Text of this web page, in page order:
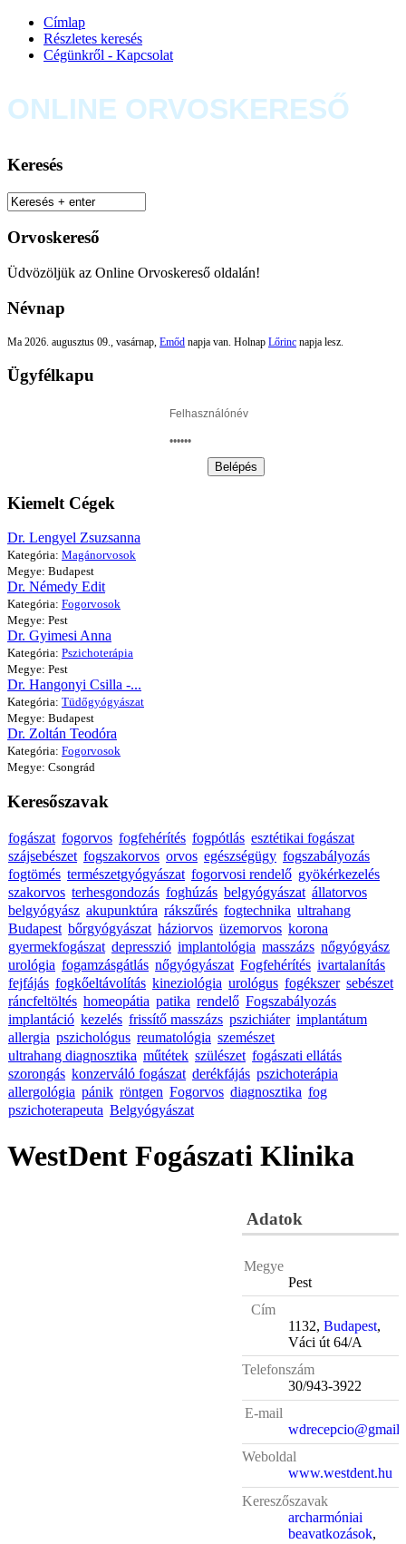
Címlap
Részletes keresés
Cégünkről - Kapcsolat
ONLINE ORVOSKERESŐ
Keresés
Orvoskereső
Üdvözöljük az Online Orvoskereső oldalán!
Névnap
Ma 2026. augusztus 09., vasárnap, Emőd napja van. Holnap Lőrinc napja lesz.
Ügyfélkapu
Belépés
Kiemelt Cégek
Dr. Lengyel Zsuzsanna
Kategória: Magánorvosok
Megye: Budapest
Dr. Némedy Edit
Kategória: Fogorvosok
Megye: Pest
Dr. Gyimesi Anna
Kategória: Pszichoterápia
Megye: Pest
Dr. Hangonyi Csilla -...
Kategória: Tüdőgyógyászat
Megye: Budapest
Dr. Zoltán Teodóra
Kategória: Fogorvosok
Megye: Csongrád
Keresőszavak
fogászat fogorvos fogfehérítés fogpótlás esztétikai fogászat
szájsebészet fogszakorvos orvos egészségügy fogszabályozás
fogtömés természetgyógyászat fogorvosi rendelő gyökérkezelés
szakorvos terhesgondozás foghúzás belgyógyászat állatorvos
belgyógyász akupunktúra rákszűrés fogtechnika ultrahang
Budapest bőrgyógyászat háziorvos üzemorvos korona
gyermekfogászat depresszió implantológia masszázs nőgyógyász
urológia fogamzásgátlás nőgyógyászat Fogfehérítés ivartalanítás
fejfájás fogkőeltávolítás kineziológia urológus fogékszer sebészet
ráncfeltöltés homeopátia patika rendelő Fogszabályozás
implantáció kezelés frissítő masszázs pszichiáter implantátum
allergia pszichológus reumatológia szemészet
ultrahang diagnosztika műtétek szülészet fogászati ellátás
szorongás konzerváló fogászat derékfájás pszichoterápia
allergológia pánik röntgen Fogorvos diagnosztika fog
pszichoterapeuta Belgyógyászat
WestDent Fogászati Klinika
Adatok
Megye
Pest
Cím
1132, Budapest,
Váci út 64/A
Telefonszám
30/943-3922
E-mail
Weboldal
www.westdent.hu
Kereszőszavak
archarmóniai
beavatkozások,